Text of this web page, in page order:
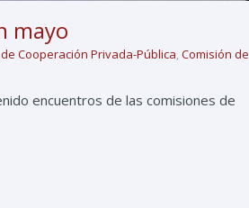
mayo
Cooperación Privada-Pública,Comisión de
encuentros de las comisiones de